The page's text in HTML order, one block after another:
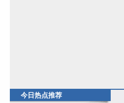
今日热点推荐